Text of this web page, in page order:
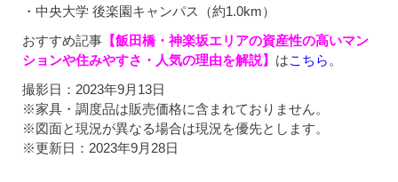
・中央大学 後楽園キャンパス（約1.0km）
おすすめ記事 【飯田橋・神楽坂エリアの資産性の高いマン
ションや住みやすさ・人気の理由を解説】 はこちら 。
撮影日：2023年9月13日
※家具・調度品は販売価格に含まれておりません。
※図面と現況が異なる場合は現況を優先とします。
※更新日：2023年9月28日